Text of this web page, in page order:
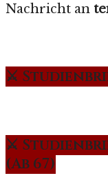
Nachricht an
⚔️
⚔️
(Ab 67)